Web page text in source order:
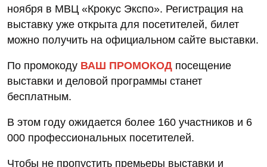
ноября в МВЦ «Крокус Экспо». Регистрация на
выставку уже открыта для посетителей, билет
можно получить на официальном сайте выставки.
По промокоду ВАШ ПРОМОКОД посещение
выставки и деловой программы станет
бесплатным.
В этом году ожидается более 160 участников и 6
000 профессиональных посетителей.
Чтобы не пропустить премьеры выставки и